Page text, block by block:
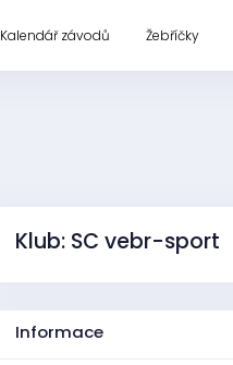
Kalendář závodů Žebříčky
Klub: SC vebr-sport
Informace